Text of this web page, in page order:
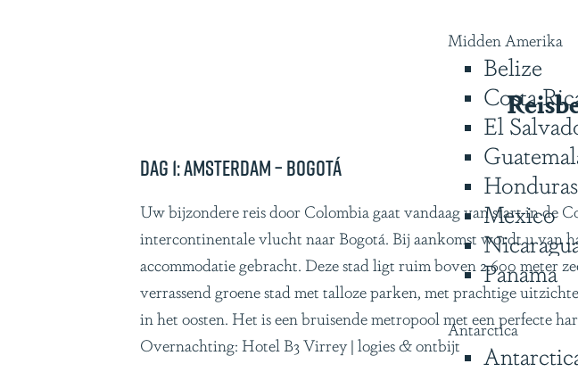
Midden Amerika
Belize
Costa
El
Honduras
Mexico
Panama
Antarctica
Dag 1: Amsterdam – Bogotá
Uw bijzondere reis door Colombia gaat vandaag van start in de
intercontinentale vlucht naar Bogotá. Bij aankomst wordt u van
accommodatie gebracht. Deze stad ligt ruim boven 2.600 meter
verrassend groene stad met talloze parken, met prachtige
in het oosten. Het is een bruisende metropool met een perfecte
Overnachting: Hotel B3 Virrey | logies & ontbijt